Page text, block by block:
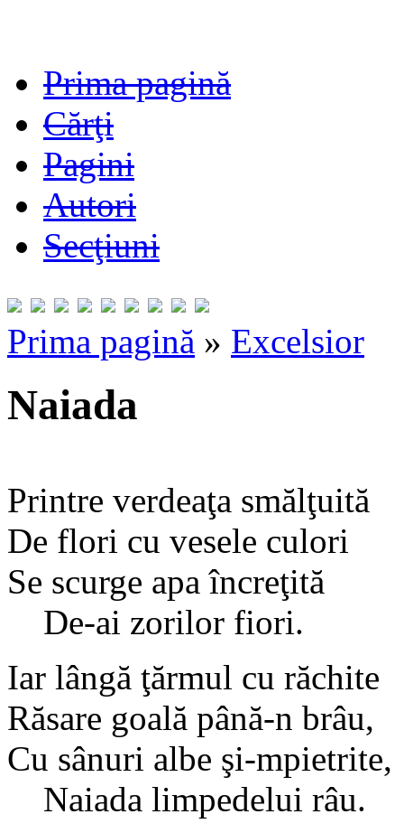
Prima pagină
Cărţi
Pagini
Autori
Secţiuni
Prima pagină » Excelsior
Naiada
Printre verdeaţa smălţuită
De flori cu vesele culori
Se scurge apa încreţită
De-ai zorilor fiori.
Iar lângă ţărmul cu răchite
Răsare goală până-n brâu,
Cu sânuri albe şi-mpietrite,
Naiada limpedelui râu.